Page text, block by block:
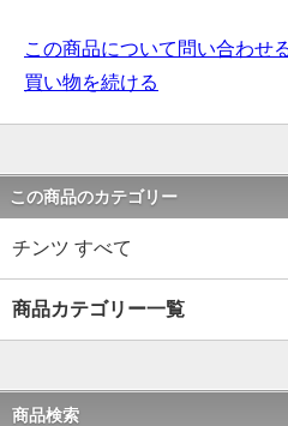
この商品について問い合わせ
買い物を続ける
この商品のカテゴリー
チンツ すべて
商品カテゴリー一覧
商品検索